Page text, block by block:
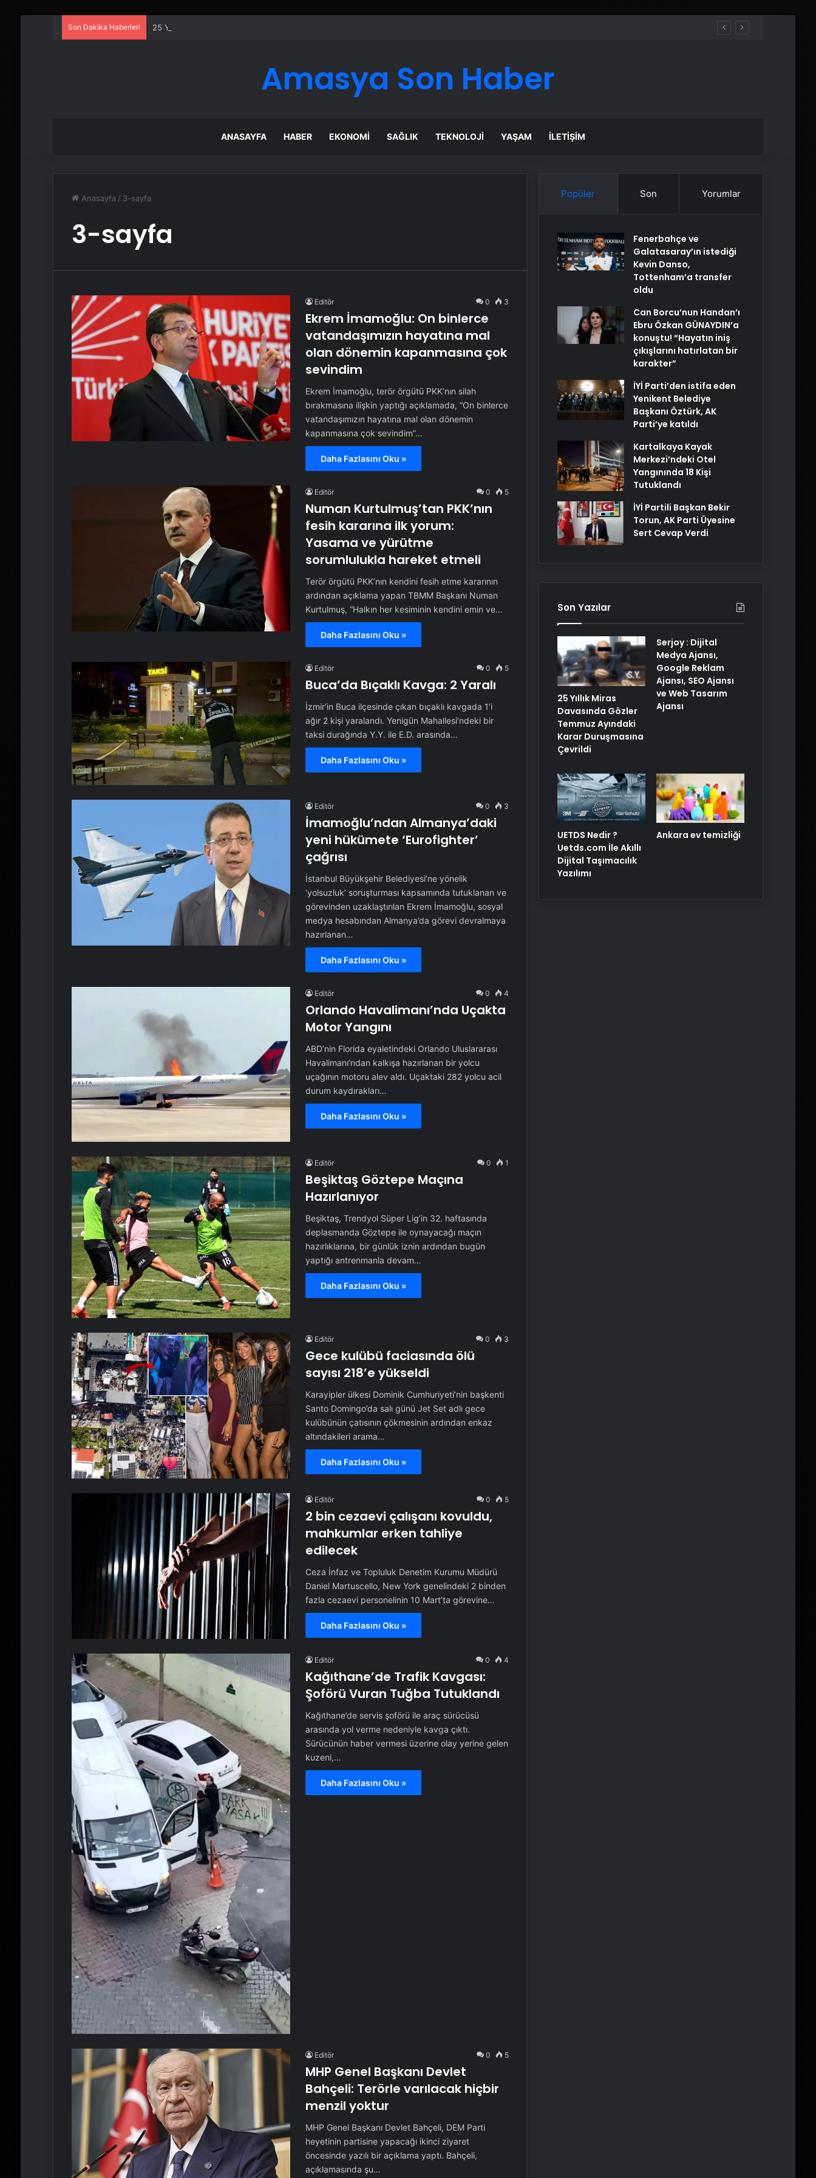
Son Dakika Haberleri 25 Yıllık Miras Davasında Gözler Temmuz Ayındaki Karar Duruşmasına Çevrildi
Amasya Son Haber
ANASAYFA HABER EKONOMI SAĞLIK TEKNOLOJI YAŞAM İLETIŞIM
Anasayfa / 3-sayfa
3-sayfa
Editör 0 3
Ekrem İmamoğlu: On binlerce
vatandaşımızın hayatına mal
olan dönemin kapanmasına çok
sevindim
Ekrem İmamoğlu, terör örgütü PKK’nın silah
bırakmasına ilişkin yaptığı açıklamada, “On binlerce
vatandaşımızın hayatına mal olan dönemin
kapanmasına çok sevindim”…
Daha Fazlasını Oku »
Editör 0 5
Numan Kurtulmuş’tan PKK’nın
fesih kararına ilk yorum:
Yasama ve yürütme
sorumlulukla hareket etmeli
Terör örgütü PKK’nın kendini fesih etme kararının
ardından açıklama yapan TBMM Başkanı Numan
Kurtulmuş, “Halkın her kesiminin kendini emin ve…
Daha Fazlasını Oku »
Editör 0 5
Buca’da Bıçaklı Kavga: 2 Yaralı
İzmir’in Buca ilçesinde çıkan bıçaklı kavgada 1’i
ağır 2 kişi yaralandı. Yenigün Mahallesi’ndeki bir
taksi durağında Y.Y. ile E.D. arasında…
Daha Fazlasını Oku »
Editör 0 3
İmamoğlu’ndan Almanya’daki
yeni hükümete ‘Eurofighter’
çağrısı
İstanbul Büyükşehir Belediyesi’ne yönelik
‘yolsuzluk’ soruşturması kapsamında tutuklanan ve
görevinden uzaklaştırılan Ekrem İmamoğlu, sosyal
medya hesabından Almanya’da görevi devralmaya
hazırlanan…
Daha Fazlasını Oku »
Editör 0 4
Orlando Havalimanı’nda Uçakta
Motor Yangını
ABD’nin Florida eyaletindeki Orlando Uluslararası
Havalimanı’ndan kalkışa hazırlanan bir yolcu
uçağının motoru alev aldı. Uçaktaki 282 yolcu acil
durum kaydırakları…
Daha Fazlasını Oku »
Editör 0 1
Beşiktaş Göztepe Maçına
Hazırlanıyor
Beşiktaş, Trendyol Süper Lig’in 32. haftasında
deplasmanda Göztepe ile oynayacağı maçın
hazırlıklarına, bir günlük iznin ardından bugün
yaptığı antrenmanla devam…
Daha Fazlasını Oku »
Editör 0 3
Gece kulübü faciasında ölü
sayısı 218’e yükseldi
Karayipler ülkesi Dominik Cumhuriyeti’nin başkenti
Santo Domingo’da salı günü Jet Set adlı gece
kulübünün çatısının çökmesinin ardından enkaz
altındakileri arama…
Daha Fazlasını Oku »
Editör 0 5
2 bin cezaevi çalışanı kovuldu,
mahkumlar erken tahliye
edilecek
Ceza İnfaz ve Topluluk Denetim Kurumu Müdürü
Daniel Martuscello, New York genelindeki 2 binden
fazla cezaevi personelinin 10 Mart’ta görevine…
Daha Fazlasını Oku »
Editör 0 4
Kağıthane’de Trafik Kavgası:
Şoförü Vuran Tuğba Tutuklandı
Kağıthane’de servis şoförü ile araç sürücüsü
arasında yol verme nedeniyle kavga çıktı.
Sürücünün haber vermesi üzerine olay yerine gelen
kuzeni,…
Daha Fazlasını Oku »
Editör 0 5
MHP Genel Başkanı Devlet
Bahçeli: Terörle varılacak hiçbir
menzil yoktur
MHP Genel Başkanı Devlet Bahçeli, DEM Parti
heyetinin partisine yapacağı ikinci ziyaret
öncesinde yazılı bir açıklama yaptı. Bahçeli,
açıklamasında şu…
Popüler Son Yorumlar
Fenerbahçe ve
Galatasaray’ın istediği
Kevin Danso,
Tottenham’a transfer
oldu
Can Borcu’nun Handan’ı
Ebru Özkan GÜNAYDIN’a
konuştu! “Hayatın iniş
çıkışlarını hatırlatan bir
karakter”
İYİ Parti’den istifa eden
Yenikent Belediye
Başkanı Öztürk, AK
Parti’ye katıldı
Kartalkaya Kayak
Merkezi’ndeki Otel
Yangınında 18 Kişi
Tutuklandı
İYİ Partili Başkan Bekir
Torun, AK Parti Üyesine
Sert Cevap Verdi
Son Yazılar
25 Yıllık Miras
Davasında Gözler
Temmuz Ayındaki
Karar Duruşmasına
Çevrildi
Serjoy : Dijital
Medya Ajansı,
Google Reklam
Ajansı, SEO Ajansı
ve Web Tasarım
Ajansı
UETDS Nedir ?
Uetds.com İle Akıllı
Dijital Taşımacılık
Yazılımı
Ankara ev temizliği